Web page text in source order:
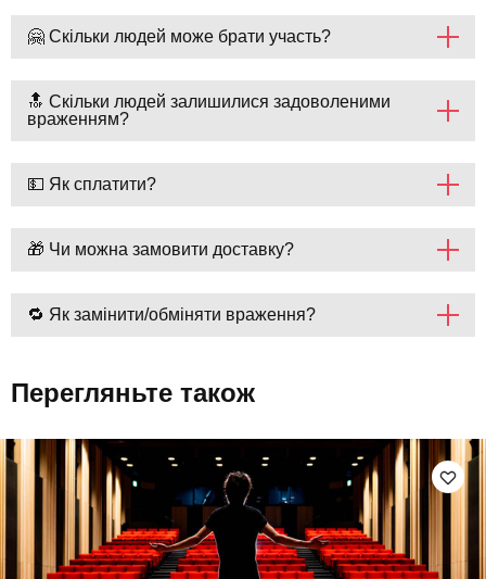
🤗 Скільки людей може брати участь?
🔝 Скільки людей залишилися задоволеними
враженням?
💵 Як сплатити?
🎁 Чи можна замовити доставку?
🔁 Як замінити/обміняти враження?
Перегляньте також